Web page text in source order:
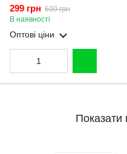
Motorola G05 бордовий
(Повний захист камери)
299 грн 600 грн
В наявності
Оптові ціни
Показати